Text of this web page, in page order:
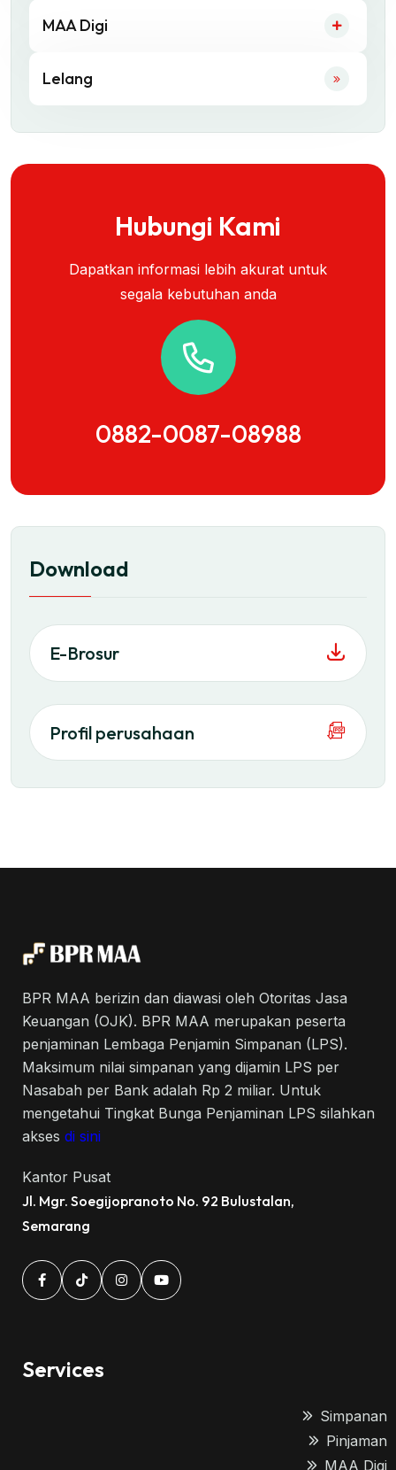
MAA Digi
Lelang
Hubungi Kami
Dapatkan informasi lebih akurat untuk
segala kebutuhan anda
0882-0087-08988
Download
E-Brosur
Profil perusahaan
BPR MAA berizin dan diawasi oleh Otoritas Jasa
Keuangan (OJK). BPR MAA merupakan peserta
penjaminan Lembaga Penjamin Simpanan (LPS).
Maksimum nilai simpanan yang dijamin LPS per
Nasabah per Bank adalah Rp 2 miliar. Untuk
mengetahui Tingkat Bunga Penjaminan LPS silahkan
akses di sini
Jl. Mgr. Soegijopranoto No. 92 Bulustalan,
Semarang
Kantor Pusat
Services
Simpanan
Pinjaman
MAA Digi